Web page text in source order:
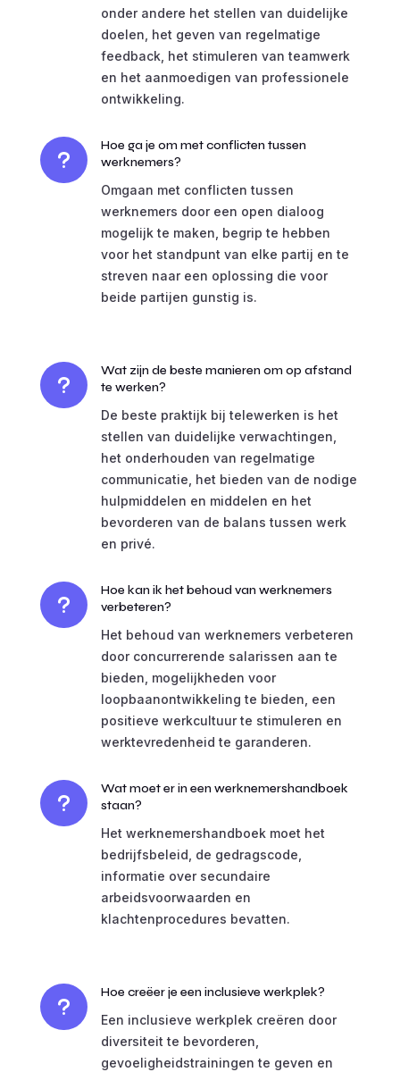
onder andere het stellen van duidelijke
doelen, het geven van regelmatige
feedback, het stimuleren van teamwerk
en het aanmoedigen van professionele
ontwikkeling.
u
Hoe ga je om met conflicten tussen
werknemers?
Omgaan met conflicten tussen
werknemers door een open dialoog
mogelijk te maken, begrip te hebben
voor het standpunt van elke partij en te
streven naar een oplossing die voor
beide partijen gunstig is.
u
Wat zijn de beste manieren om op afstand
te werken?
De beste praktijk bij telewerken is het
stellen van duidelijke verwachtingen,
het onderhouden van regelmatige
communicatie, het bieden van de nodige
hulpmiddelen en middelen en het
bevorderen van de balans tussen werk
en privé.
u
Hoe kan ik het behoud van werknemers
verbeteren?
Het behoud van werknemers verbeteren
door concurrerende salarissen aan te
bieden, mogelijkheden voor
loopbaanontwikkeling te bieden, een
positieve werkcultuur te stimuleren en
werktevredenheid te garanderen.
u
Wat moet er in een werknemershandboek
staan?
Het werknemershandboek moet het
bedrijfsbeleid, de gedragscode,
informatie over secundaire
arbeidsvoorwaarden en
klachtenprocedures bevatten.
u
Hoe creëer je een inclusieve werkplek?
Een inclusieve werkplek creëren door
diversiteit te bevorderen,
gevoeligheidstrainingen te geven en